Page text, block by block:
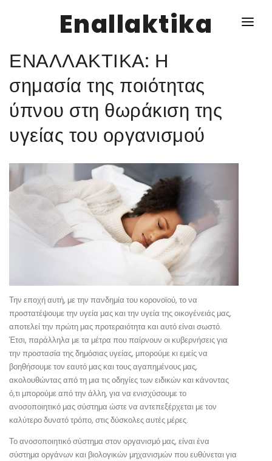
Enallaktika
ΥΓΕΙΑ
ΣΥΝΤΑΓΕΣ
ΔΙΑΦΟΡΑ
ΕΝΑΛΛΑΚΤΙΚΑ
ΑΥΤΑΡΚΕΙΑ
ΕΝΑΛΛΑΚΤΙΚΑ: Η
σημασία της ποιότητας
ύπνου στη θωράκιση της
υγείας του οργανισμού
Την εποχή αυτή, με την πανδημία του κορονοϊού, το να
προστατέψουμε την υγεία μας και την υγεία της οικογένειάς μας,
αποτελεί την πρώτη μας προτεραιότητα και αυτό είναι σωστό.
Έτσι, παράλληλα με τα μέτρα που παίρνουν οι κυβερνήσεις για
την προστασία της δημόσιας υγείας, μπορούμε κι εμείς να
βοηθήσουμε τον εαυτό μας και τους αγαπημένους μας,
ακολουθώντας από τη μια τις οδηγίες των ειδικών και κάνοντας
ό,τι μπορούμε από την άλλη, για να ενισχύσουμε το
ανοσοποιητικό μας σύστημα ώστε να αντεπεξέρχεται με τον
καλύτερο δυνατό τρόπο, στις δύσκολες αυτές μέρες.
Το ανοσοποιητικό σύστημα στον οργανισμό μας, είναι ένα
σύστημα οργάνων και βιολογικών μηχανισμών που ευθύνεται για